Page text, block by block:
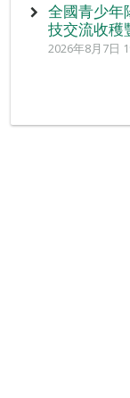
全國青少年
技交流收穫
2026年8月7日